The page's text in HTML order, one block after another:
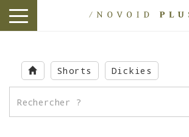
main
content
toggle
Shorts Dickies